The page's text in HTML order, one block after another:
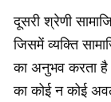
दूसरी श्रेणी
जिसमें व्यक्ति
का अनुभव करता
का कोई न कोई